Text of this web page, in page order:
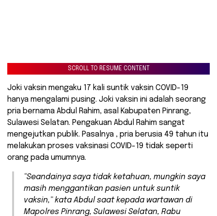
SCROLL TO RESUME CONTENT
Joki vaksin mengaku 17 kali suntik vaksin COVID-19
hanya mengalami pusing. Joki vaksin ini adalah seorang
pria bernama Abdul Rahim, asal Kabupaten Pinrang,
Sulawesi Selatan. Pengakuan Abdul Rahim sangat
mengejutkan publik. Pasalnya , pria berusia 49 tahun itu
melakukan proses vaksinasi COVID-19 tidak seperti
orang pada umumnya.
“Seandainya saya tidak ketahuan, mungkin saya
masih menggantikan pasien untuk suntik
vaksin,” kata Abdul saat kepada wartawan di
Mapolres Pinrang, Sulawesi Selatan, Rabu